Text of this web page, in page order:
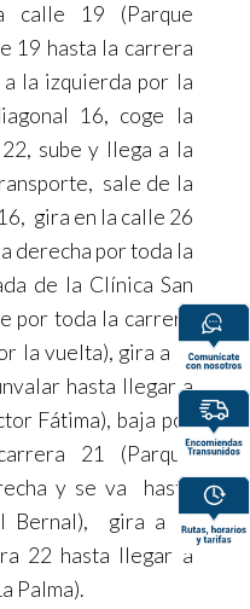
calle 19 (Parque
19 hasta la carrera
la izquierda por la
16, coge la
sube y llega a la
sale de la
gira en la calle 26
derecha por toda la
de la Clínica San
por toda la carrera
la vuelta), gira a la
hasta llegar a
Fátima), baja por
21 (Parque
y se va hasta
Bernal), gira a la
22 hasta llegar a
Palma).